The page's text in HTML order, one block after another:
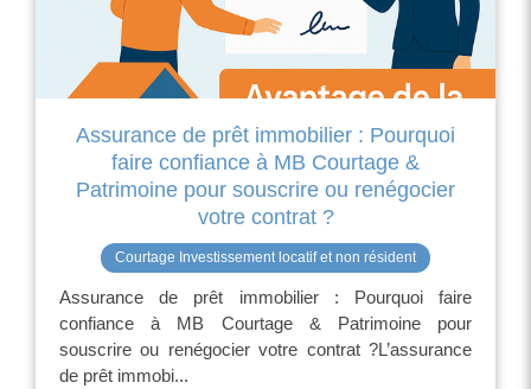
Assurance de prêt immobilier : Pourquoi
faire confiance à MB Courtage &
Patrimoine pour souscrire ou renégocier
votre contrat ?
Courtage Investissement locatif et non résident
Assurance de prêt immobilier : Pourquoi faire
confiance à MB Courtage & Patrimoine pour
souscrire ou renégocier votre contrat ?L’assurance
de prêt immobi...